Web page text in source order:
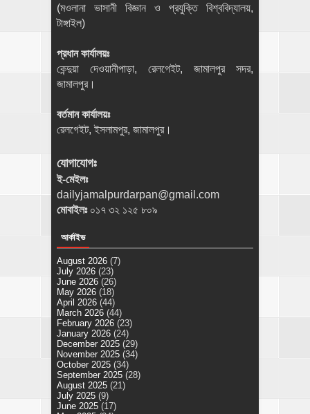
(মওলানা ভাসানী বিজ্ঞান ও প্রযুক্তি বিশ্ববিদ্যালয়,
টাঙ্গাইল)
প্রধান কার্যালয়ঃ
কেন্দুয়া দেওয়ানীপাড়া, রেলগেইট, জামালপুর সদর,
জামালপুর।
বর্তমান কার্যালয়ঃ
রেলগেইট, ইসলামপুর, জামালপুর।
যোগাযোগঃ
ই-মেইলঃ
dailyjamalpurdarpan@gmail.com
মোবাইলঃ ০১৭ ৩২ ১২৫ ৮০৯
আর্কাইভ
August 2026 (7)
July 2026 (23)
June 2026 (26)
May 2026 (18)
April 2026 (44)
March 2026 (44)
February 2026 (23)
January 2026 (24)
December 2025 (29)
November 2025 (34)
October 2025 (34)
September 2025 (28)
August 2025 (21)
July 2025 (9)
June 2025 (17)